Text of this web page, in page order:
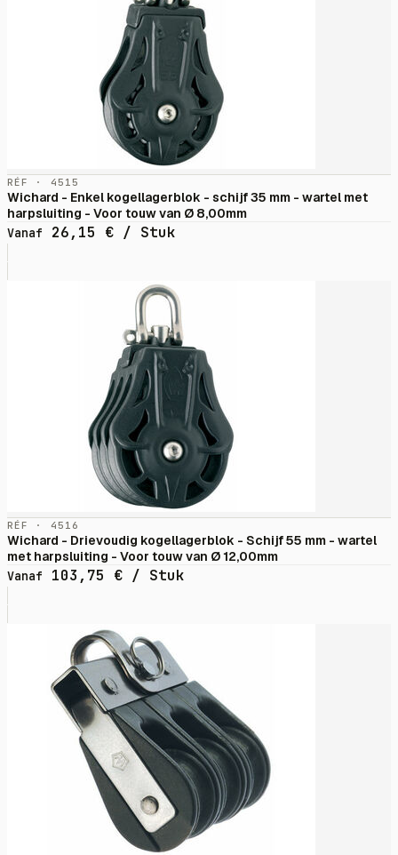
RÉF · 4515
Wichard - Enkel kogellagerblok - schijf 35 mm - wartel met
harpsluiting - Voor touw van Ø 8,00mm
Vanaf
26,15 € / Stuk
RÉF · 4516
Wichard - Drievoudig kogellagerblok - Schijf 55 mm - wartel
met harpsluiting - Voor touw van Ø 12,00mm
Vanaf
103,75 € / Stuk